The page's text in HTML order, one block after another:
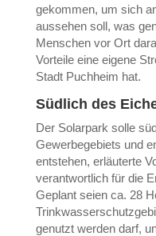
gekommen, um sich
aussehen soll, was
Menschen vor Ort
Vorteile eine eigene
Stadt Puchheim hat.
Südlich des
Der Solarpark solle
Gewerbegebiets und
entstehen, erläuterte
verantwortlich für die
Geplant seien ca. 28
genutzt werden darf,